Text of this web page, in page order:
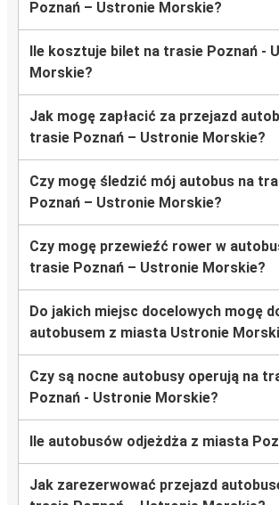
Poznań – Ustronie Morskie?
Ile kosztuje bilet na trasie Poznań -
Morskie?
Jak mogę zapłacić za przejazd
trasie Poznań – Ustronie Morskie?
Czy mogę śledzić mój autobus na
Poznań – Ustronie Morskie?
Czy mogę przewieźć rower w
trasie Poznań – Ustronie Morskie?
Do jakich miejsc docelowych mogę
autobusem z miasta Ustronie
Czy są nocne autobusy operują na
Poznań - Ustronie Morskie?
Ile autobusów odjeżdża z miasta
Jak zarezerwować przejazd